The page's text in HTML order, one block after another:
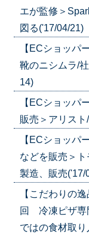
エが監修＞
図る('17/04/21)
【ECショッパ
靴のニシムラ/
14)
【ECショッ
販売＞アリス
【ECショッ
などを販売＞
製造、販売('17/
【こだわりの
回 冷凍ピザ専
ではの食材取